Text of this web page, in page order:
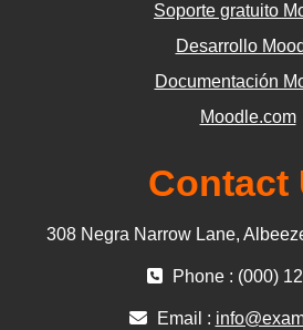
Soporte gratuito
Desarrollo
Documentación
Moodle.com
Contact
308 Negra Narrow Lane,
Phone : (000)
Email :